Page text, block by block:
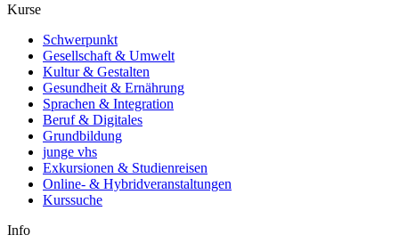
Kurse
Schwerpunkt
Gesellschaft & Umwelt
Kultur & Gestalten
Gesundheit & Ernährung
Sprachen & Integration
Beruf & Digitales
Grundbildung
junge vhs
Exkursionen & Studienreisen
Online- & Hybridveranstaltungen
Kurssuche
Info